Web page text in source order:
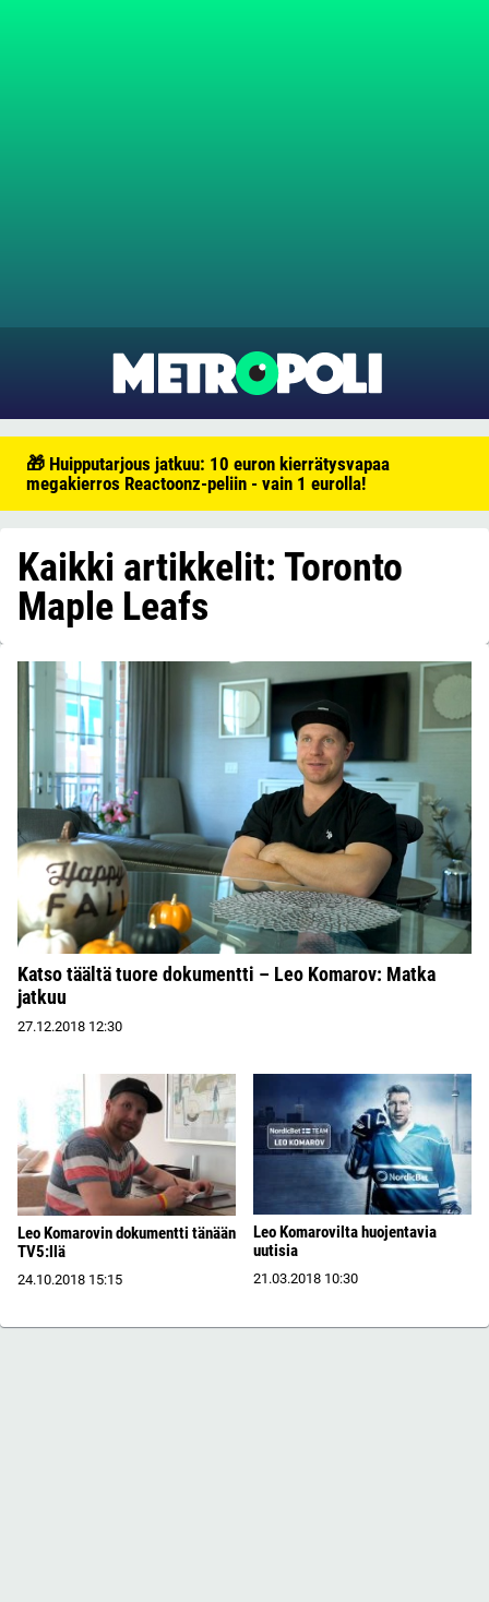
🎁 Huipputarjous jatkuu: 10 euron kierrätysvapaa
megakierros Reactoonz-peliin - vain 1 eurolla!
Kaikki artikkelit: Toronto
Maple Leafs
Katso täältä tuore dokumentti – Leo Komarov: Matka
jatkuu
27.12.2018 12:30
Leo Komarovin dokumentti tänään
TV5:llä
24.10.2018 15:15
Leo Komarovilta huojentavia
uutisia
21.03.2018 10:30